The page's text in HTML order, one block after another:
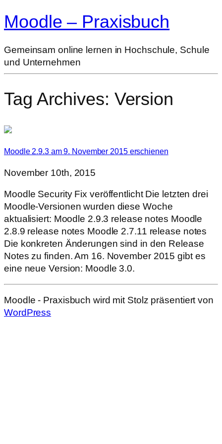
Moodle – Praxisbuch
Gemeinsam online lernen in Hochschule, Schule
und Unternehmen
Tag Archives: Version
Moodle 2.9.3 am 9. November 2015 erschienen
November 10th, 2015
Moodle Security Fix veröffentlicht Die letzten drei
Moodle-Versionen wurden diese Woche
aktualisiert: Moodle 2.9.3 release notes Moodle
2.8.9 release notes Moodle 2.7.11 release notes
Die konkreten Änderungen sind in den Release
Notes zu finden. Am 16. November 2015 gibt es
eine neue Version: Moodle 3.0.
Moodle - Praxisbuch wird mit Stolz präsentiert von
WordPress